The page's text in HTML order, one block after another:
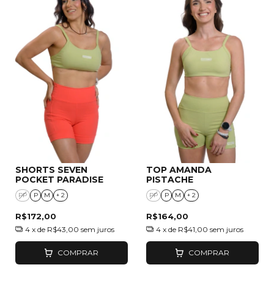
SHORTS SEVEN
POCKET PARADISE
PP P M + 2
R$172,00
4 x de R$43,00 sem juros
COMPRAR
TOP AMANDA
PISTACHE
PP P M + 2
R$164,00
4 x de R$41,00 sem juros
COMPRAR